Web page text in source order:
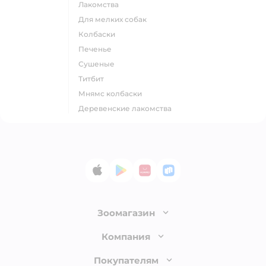
лакомства
для мелких собак
колбаски
печенье
сушеные
титбит
мнямс колбаски
деревенские лакомства
App StoreGoogle Play
AppGallery
RuStore
Зоомагазин
Лицензия
Компания
О компании
Покупателям